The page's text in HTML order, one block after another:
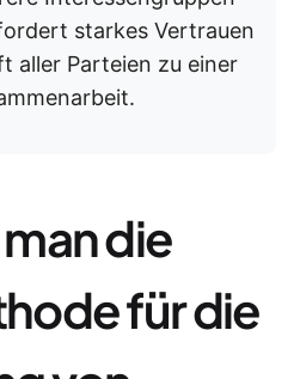
starkes Vertrauen
aller Parteien zu einer
die
für die